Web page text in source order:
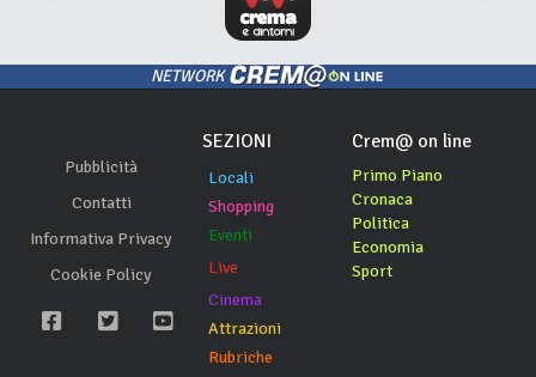
NETWORK
Pubblicità
Contatti
Informativa Privacy
Cookie Policy
SEZIONI
Locali
Shopping
Eventi
Live
Cinema
Attrazioni
Rubriche
Crem@ on line
Primo Piano
Cronaca
Politica
Economia
Sport